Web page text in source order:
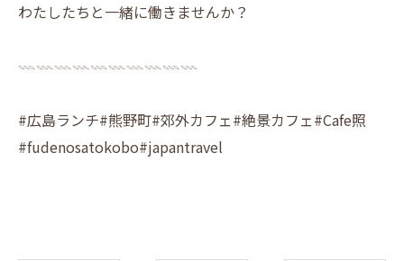
わたしたちと一緒に働きませんか？
𓇠𓇠𓇠𓇠𓇠𓇠𓇠𓇠𓇠𓇠
#広島ランチ#熊野町#郊外カフェ#絶景カフェ#Cafe照
#fudenosatokobo#japantravel